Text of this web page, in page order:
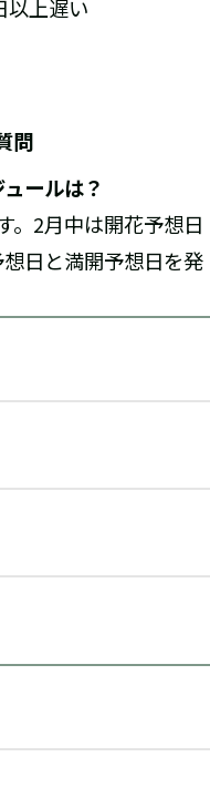
上遅い
問
ールは？
。2月中は開花予想日
日と満開予想日を発